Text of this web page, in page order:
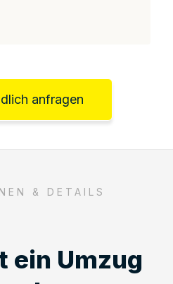
anfragen
& DETAILS
ein Umzug